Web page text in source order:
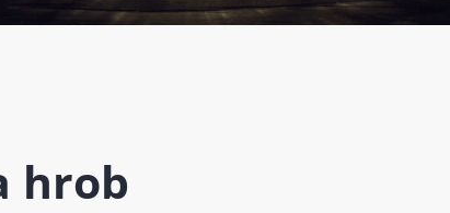
Postup při úmrtí
hrob